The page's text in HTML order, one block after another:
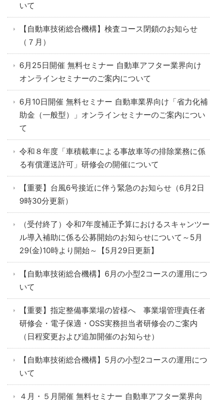
いて
【自動車技術総合機構】検査コース閉鎖のお知らせ
（７月）
6月25日開催 無料セミナー 自動車アフター業界向け
オンラインセミナーのご案内について
6月10日開催 無料セミナー 自動車業界向け「省力化補
助金（一般型）」オンラインセミナーのご案内につい
て
令和８年度「車積載車による事故車等の排除業務に係
る有償運送許可」研修会の開催について
【重要】台風6号接近に伴う緊急のお知らせ（6月2日
9時30分更新）
（受付終了）令和7年度補正予算におけるスキャンツー
ル導入補助に係る公募開始のお知らせについて～5月
29(金)10時より開始～【5月29日更新】
【自動車技術総合機構】6月の小型2コースの運用につ
いて
【重要】指定整備事業場の皆様へ 事業場管理責任者
研修会・電子保適・OSS実務担当者研修会のご案内
（日程変更および追加開催のお知らせ）
【自動車技術総合機構】5月の小型2コースの運用につ
いて
４月・５月開催 無料セミナー 自動車アフター業界向